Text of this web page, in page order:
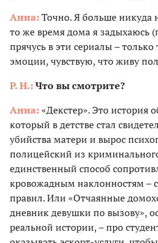
Анна:Точно. Я больше никуда
то же время дома я задыхаюсь
прячусь в эти сериалы –
эмоции, чувствую, что живу
Р. Н.:Что вы смотрите?
Анна:«Декстер». Это история
который в детстве стал
убийства матери и вырос
полицейский из
единственный способ
кровожадным наклонностям –
правил. Или «Отчаянные
дневник девушки по вызову»,
реальной истории, – про